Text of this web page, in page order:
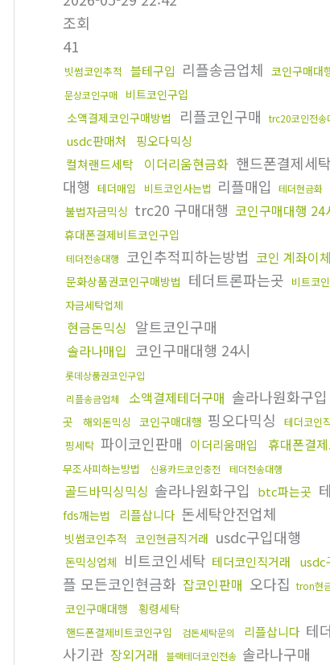
조회
41
빗썸코인추적 블테구입 리플송금업체 코인구매대
문상코인구매
비트코인구입
소액결제코인구매방법
리플코인구매 trc20코인전송
usdc판매처
핑오다믹싱
컬쳐랜드세탁
이더리움현금화 핸드폰결제세탁
대행 테더매입 비트코인사는법 리플매입 테더현금화
불법자금믹싱 trc20 구매대행 코인구매대행 24
휴대폰결제비트코인구입
테더전송대행 코인추적피하는방법 코인 계좌이
문화상품권코인구매방법 테더트론파는곳 비트코
자금세탁업체
현금돈믹싱 알트코인구매
솔라나매입 코인구매대행 24시
롯데상품권코인구입
리플송금업체
소액결제테더구매 솔라나원화구입
곳
해외돈믹싱 코인구매대행 핑오다믹싱
테더코인
핑세탁 파이코인판매 이더리움매입 휴대폰결
무조사피하는방법
신용카드코인충전 테더전송대행
골드바믹싱믹싱 솔라나원화구입 btc파는곳
fds깨는법
리플삽니다 돈세탁안전업체
빗썸코인추적 코인현금직거래 usdc구입대행
돈믹싱업체 비트코인세탁 테더코인직거래 usdc
플 모든코인현금화 잡코인판매 오다집 tron현
코인구매대행 횡령세탁
핸드폰결제비트코인구입 검돈세탁문의 리플삽니다 테
사기관 장외거래 블랙테더코인전송 솔라나구매